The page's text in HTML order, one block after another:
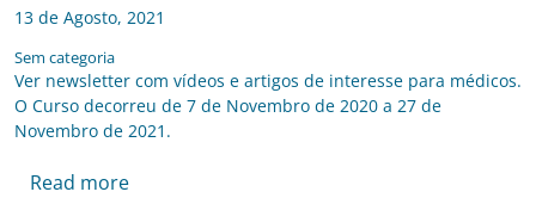
13 de Agosto, 2021
Sem categoria
Ver newsletter com vídeos e artigos de interesse para médicos.
O Curso decorreu de 7 de Novembro de 2020 a 27 de
Novembro de 2021.
Read more